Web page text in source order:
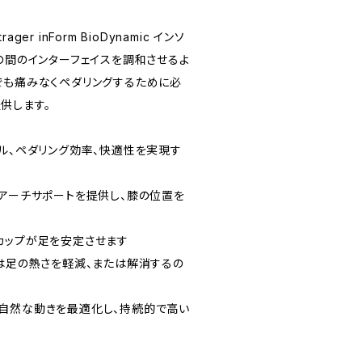
inForm BioDynamic インソ
間のインターフェイスを調和させるよ
痛みなくペダリングするために必
します。
ペダリング効率、快適性を実現す
チサポートを提供し、膝の位置を
プが足を安定させます
の熱さを軽減、または解消するの
な動きを最適化し、持続的で高い